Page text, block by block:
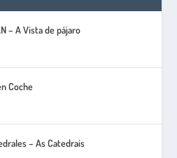
– A Vista de pájaro
Coche
– As Catedrais